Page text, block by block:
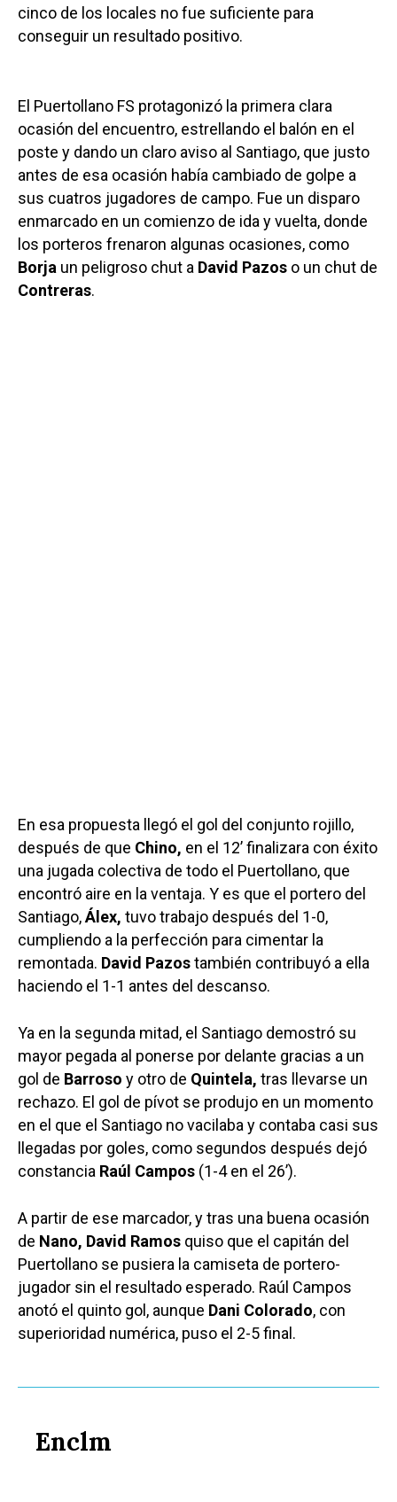
cinco de los locales no fue suficiente para
conseguir un resultado positivo.
El Puertollano FS protagonizó la primera clara
ocasión del encuentro, estrellando el balón en el
poste y dando un claro aviso al Santiago, que justo
antes de esa ocasión había cambiado de golpe a
sus cuatros jugadores de campo. Fue un disparo
enmarcado en un comienzo de ida y vuelta, donde
los porteros frenaron algunas ocasiones, como
Borja un peligroso chut a David Pazos o un chut de
Contreras.
En esa propuesta llegó el gol del conjunto rojillo,
después de que Chino, en el 12’ finalizara con éxito
una jugada colectiva de todo el Puertollano, que
encontró aire en la ventaja. Y es que el portero del
Santiago,Álex, tuvo trabajo después del 1-0,
cumpliendo a la perfección para cimentar la
remontada. David Pazostambién contribuyó a ella
haciendo el 1-1 antes del descanso.
Ya en la segunda mitad, el Santiago demostró su
mayor pegada al ponerse por delante gracias a un
gol de Barroso y otro de Quintela, tras llevarse un
rechazo. El gol de pívot se produjo en un momento
en el que el Santiago no vacilaba y contaba casi sus
llegadas por goles, como segundos después dejó
constancia Raúl Campos (1-4 en el 26’).
A partir de ese marcador, y tras una buena ocasión
de Nano, David Ramos quiso que el capitán del
Puertollano se pusiera la camiseta de portero-
jugador sin el resultado esperado. Raúl Campos
anotó el quinto gol, aunque Dani Colorado, con
superioridad numérica, puso el 2-5 final.
Enclm